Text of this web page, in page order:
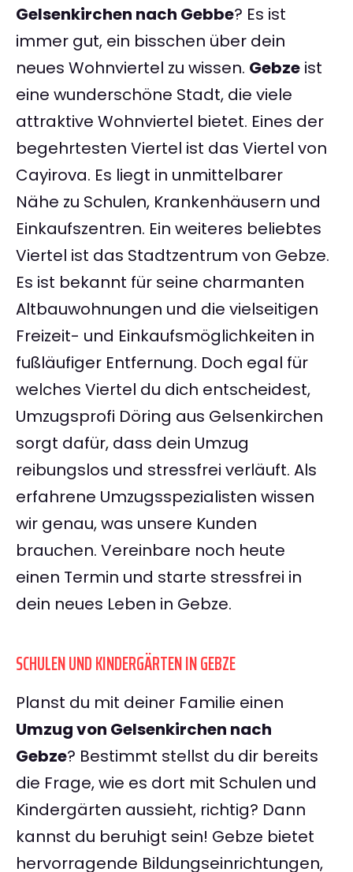
Gelsenkirchen nach Gebbe? Es ist
immer gut, ein bisschen über dein
neues Wohnviertel zu wissen. Gebze ist
eine wunderschöne Stadt, die viele
attraktive Wohnviertel bietet. Eines der
begehrtesten Viertel ist das Viertel von
Cayirova. Es liegt in unmittelbarer
Nähe zu Schulen, Krankenhäusern und
Einkaufszentren. Ein weiteres beliebtes
Viertel ist das Stadtzentrum von Gebze.
Es ist bekannt für seine charmanten
Altbauwohnungen und die vielseitigen
Freizeit- und Einkaufsmöglichkeiten in
fußläufiger Entfernung. Doch egal für
welches Viertel du dich entscheidest,
Umzugsprofi Döring aus Gelsenkirchen
sorgt dafür, dass dein Umzug
reibungslos und stressfrei verläuft. Als
erfahrene Umzugsspezialisten wissen
wir genau, was unsere Kunden
brauchen. Vereinbare noch heute
einen Termin und starte stressfrei in
dein neues Leben in Gebze.
SCHULEN UND KINDERGÄRTEN IN GEBZE
Planst du mit deiner Familie einen
Umzug von Gelsenkirchen nach
Gebze? Bestimmt stellst du dir bereits
die Frage, wie es dort mit Schulen und
Kindergärten aussieht, richtig? Dann
kannst du beruhigt sein! Gebze bietet
hervorragende Bildungseinrichtungen,